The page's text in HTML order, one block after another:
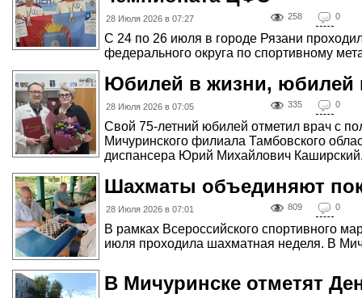
28 Июля 2026 в 07:27 258 0
С 24 по 26 июля в городе Рязани
федерального округа по спортивному
Юбилей в жизни, юбилей
28 Июля 2026 в 07:05 335 0
Свой 75-летний юбилей отметил врач с
Мичуринского филиала Тамбовского
диспансера Юрий Михайлович
Шахматы объединяют
28 Июля 2026 в 07:01 809 0
В рамках Всероссийского спортивного
июля проходила шахматная неделя. В
В Мичуринске отметят